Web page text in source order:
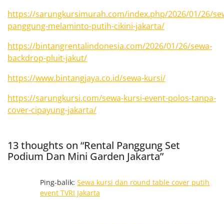
https://sarungkursimurah.com/index.php/2026/01/26/
panggung-melaminto-putih-cikini-jakarta/
https://bintangrentalindonesia.com/2026/01/26/sewa-
backdrop-pluit-jakut/
https://www.bintangjaya.co.id/sewa-kursi/
https://sarungkursi.com/sewa-kursi-event-polos-tanpa-
cover-cipayung-jakarta/
13 thoughts on “Rental Panggung Set
Podium Dan Mini Garden Jakarta”
Ping-balik: Sewa kursi dan round table cover putih
event TVRI Jakarta